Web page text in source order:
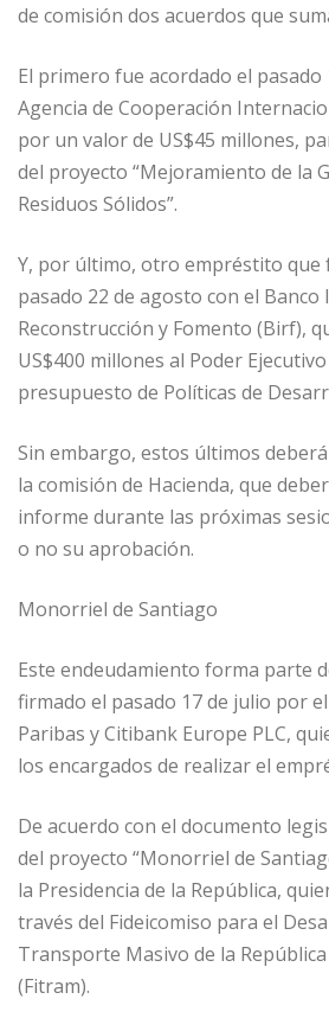
de comisión dos acuerdos que
El primero fue acordado el pasado
Agencia de Cooperación
por un valor de US$45 millones,
del proyecto “Mejoramiento de la
Residuos Sólidos”.
Y, por último, otro empréstito que
pasado 22 de agosto con el
Reconstrucción y Fomento (Birf),
US$400 millones al Poder
presupuesto de Políticas de
Sin embargo, estos últimos
la comisión de Hacienda, que
informe durante las próximas
o no su aprobación.
Monorriel de Santiago
Este endeudamiento forma parte
firmado el pasado 17 de julio por
Paribas y Citibank Europe PLC,
los encargados de realizar el
De acuerdo con el documento
del proyecto “Monorriel de
la Presidencia de la República,
través del Fideicomiso para el
Transporte Masivo de la
(Fitram).